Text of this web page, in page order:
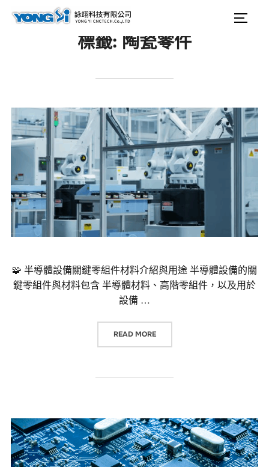
標籤: 陶瓷零件
🧩 半導體設備關鍵零組件材料介紹與用途 半導體設備的關
鍵零組件與材料包含 半導體材料、高階零組件，以及用於
設備 …
READ MORE“🧩 半導體設備關鍵零組件材料介